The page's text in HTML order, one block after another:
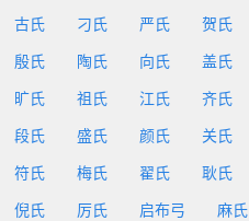
古氏 刁氏 严氏 贺氏
殷氏 陶氏 向氏 盖氏
旷氏 祖氏 江氏 齐氏
段氏 盛氏 颜氏 关氏
符氏 梅氏 翟氏 耿氏
倪氏 厉氏 启布弓 麻氏